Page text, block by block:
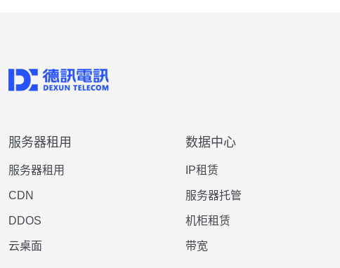
服务器租用
服务器租用
CDN
DDOS
云桌面
数据中心
IP租赁
服务器托管
机柜租赁
带宽